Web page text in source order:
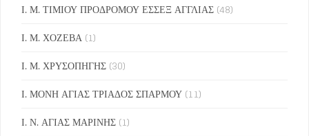
Ι. Μ. ΤΙΜΙΟΥ ΠΡΟΔΡΟΜΟΥ ΕΣΣΕΞ ΑΓΓΛΙΑΣ (48)
Ι. Μ. ΧΟΖΕΒΑ (1)
Ι. Μ. ΧΡΥΣΟΠΗΓΗΣ (30)
Ι. ΜΟΝΗ ΑΓΙΑΣ ΤΡΙΑΔΟΣ ΣΠΑΡΜΟΥ (11)
Ι. Ν. ΑΓΙΑΣ ΜΑΡΙΝΗΣ (1)